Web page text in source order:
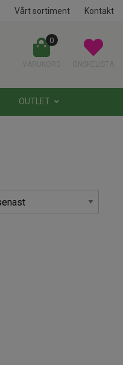
Vårt sortiment Kontakt
0
OUTLET